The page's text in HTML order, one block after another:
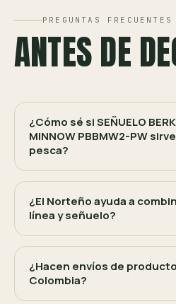
PREGUNTAS FRECUENTES
ANTES DE
¿Cómo sé si SEÑUELO
MINNOW PBBMW2-PW
pesca?
¿El Norteño ayuda a
línea y señuelo?
¿Hacen envíos de
Colombia?